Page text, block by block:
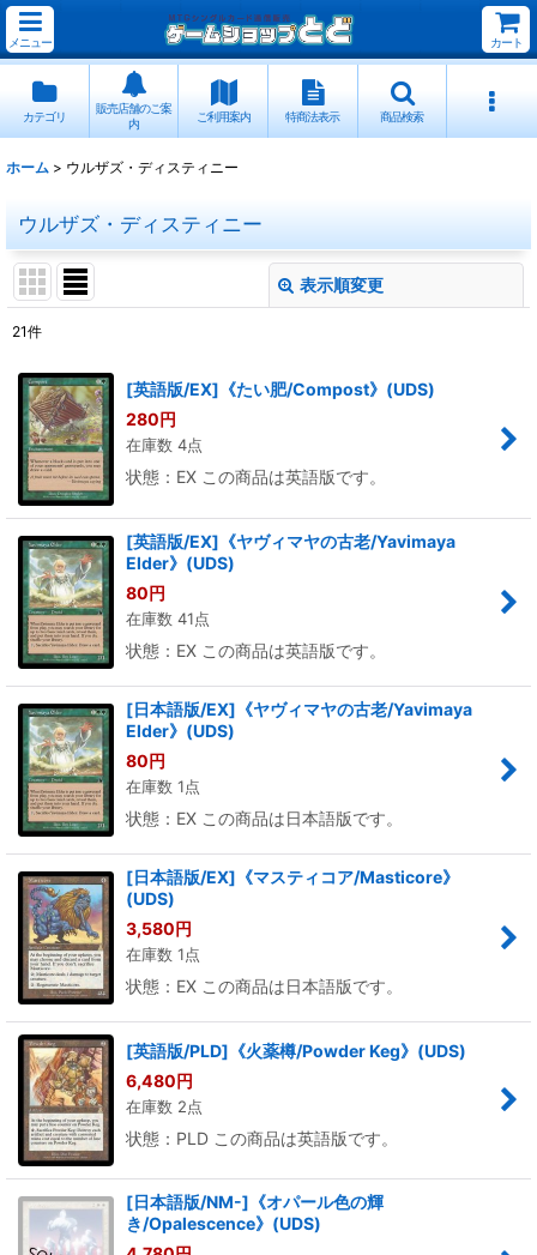
メニュー カート
カテゴリ
販売店舗のご案
内
ご利用案内 特商法表示 商品検索
ホーム > ウルザズ・ディスティニー
ウルザズ・ディスティニー
表示順変更
並び順:
絞り込む
21件
[英語版/EX]《たい肥/Compost》(UDS)
280円
在庫数 4点
状態：EX この商品は英語版です。
[英語版/EX]《ヤヴィマヤの古老/Yavimaya
Elder》(UDS)
80円
在庫数 41点
状態：EX この商品は英語版です。
[日本語版/EX]《ヤヴィマヤの古老/Yavimaya
Elder》(UDS)
80円
在庫数 1点
状態：EX この商品は日本語版です。
[日本語版/EX]《マスティコア/Masticore》
(UDS)
3,580円
在庫数 1点
状態：EX この商品は日本語版です。
[英語版/PLD]《火薬樽/Powder Keg》(UDS)
6,480円
在庫数 2点
状態：PLD この商品は英語版です。
[日本語版/NM-]《オパール色の輝
き/Opalescence》(UDS)